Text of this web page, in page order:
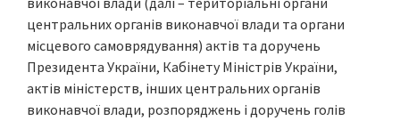
центральних органів виконавчої влади та органи
місцевого самоврядування) актів та доручень
Президента України, Кабінету Міністрів України,
актів міністерств, інших центральних органів
виконавчої влади, розпоряджень і доручень голів